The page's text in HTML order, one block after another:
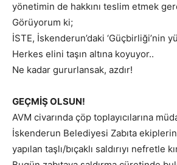
yönetimin de hakkını teslim etmek
Görüyorum ki;
İSTE, İskenderun’daki ‘Güçbirliği’nin
Herkes elini taşın altına koyuyor..
Ne kadar gururlansak, azdır!
GEÇMİŞ OLSUN!
AVM civarında çöp toplayıcılarına
İskenderun Belediyesi Zabıta
yapılan taşlı/bıçaklı saldırıyı nefretle